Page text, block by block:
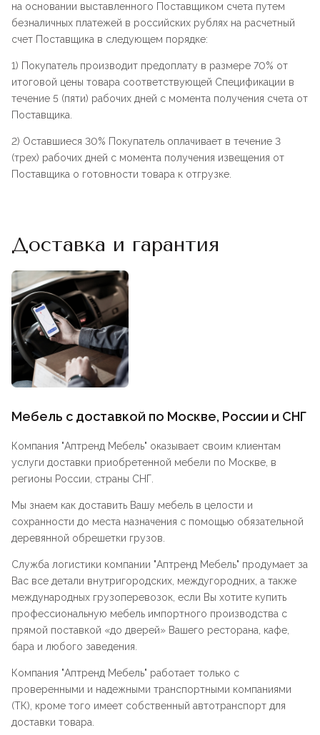
на основании выставленного Поставщиком счета путем
безналичных платежей в российских рублях на расчетный
счет Поставщика в следующем порядке:
1) Покупатель производит предоплату в размере 70% от
итоговой цены товара соответствующей Спецификации в
течение 5 (пяти) рабочих дней с момента получения счета от
Поставщика.
2) Оставшиеся 30% Покупатель оплачивает в течение 3
(трех) рабочих дней с момента получения извещения от
Поставщика о готовности товара к отгрузке.
Доставка и гарантия
Мебель с доставкой по Москве, России и СНГ
Компания "Аптренд Мебель" оказывает своим клиентам
услуги доставки приобретенной мебели по Москве, в
регионы России, страны СНГ.
Мы знаем как доставить Вашу мебель в целости и
сохранности до места назначения с помощью обязательной
деревянной обрешетки грузов.
Служба логистики компании "Аптренд Мебель" продумает за
Вас все детали внутригородских, междугородних, а также
международных грузоперевозок, если Вы хотите купить
профессиональную мебель импортного производства с
прямой поставкой «до дверей» Вашего ресторана, кафе,
бара и любого заведения.
Компания "Аптренд Мебель" работает только с
проверенными и надежными транспортными компаниями
(ТК), кроме того имеет собственный автотранспорт для
доставки товара.